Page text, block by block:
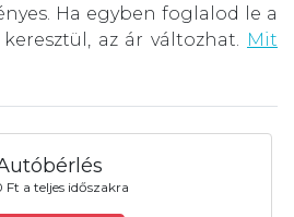
Ha egyben foglalod le a
az ár változhat. Mit
Ft a teljes időszakra